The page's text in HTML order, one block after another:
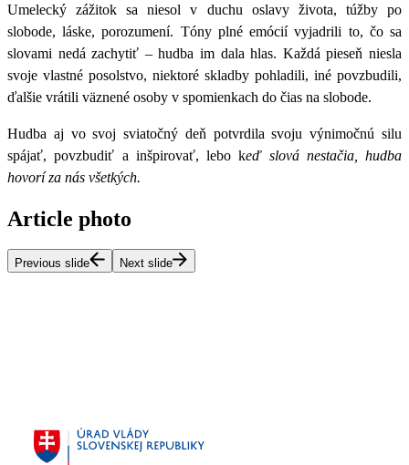
Umelecký zážitok sa niesol v duchu oslavy života, túžby po
slobode, láske, porozumení. Tóny plné emóciívyjadrili to, čo sa
slovami nedá zachytiť – hudba im dala hlas. Každá pieseň niesla
svoje vlastné posolstvo, niektoré skladby pohladili, iné povzbudili,
ďalšie vrátili väznené osoby v spomienkach do čias na slobode.
Hudba aj vo svoj sviatočný deň potvrdila svojuvýnimočnú silu
spájať, povzbudiť a inšpirovať, lebo keď slová nestačia, hudba
hovorí za nás všetkých.
Article photo
Previous slide Next slide